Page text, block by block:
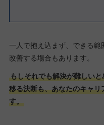
一人で抱え込まず、できる
改善する場合もあります。
もしそれでも解決が難しい
移る決断も、あなたのキャ
す。